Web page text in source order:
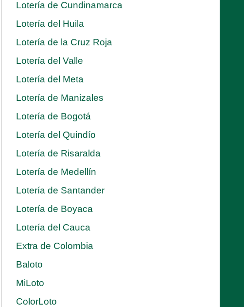
Lotería de Cundinamarca
Lotería del Huila
Lotería de la Cruz Roja
Lotería del Valle
Lotería del Meta
Lotería de Manizales
Lotería de Bogotá
Lotería del Quindío
Lotería de Risaralda
Lotería de Medellín
Lotería de Santander
Lotería de Boyaca
Lotería del Cauca
Extra de Colombia
Baloto
MiLoto
ColorLoto